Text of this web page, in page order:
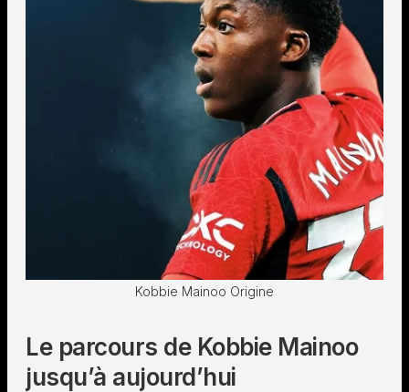
Kobbie Mainoo Origine
Le parcours de Kobbie Mainoo
jusqu’à aujourd’hui